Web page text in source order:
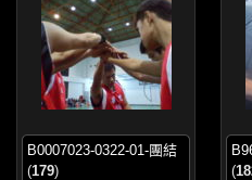
B0007023-0322-01-團結
(179)
(